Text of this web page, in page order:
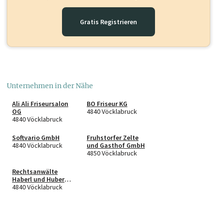
Gratis Registrieren
Unternehmen in der Nähe
Ali Ali Friseursalon
OG
4840 Vöcklabruck
BO Friseur KG
4840 Vöcklabruck
Softvario GmbH
4840 Vöcklabruck
Fruhstorfer Zelte
und Gasthof GmbH
4850 Vöcklabruck
Rechtsanwälte
Haberl und Huber
GmbH
4840 Vöcklabruck